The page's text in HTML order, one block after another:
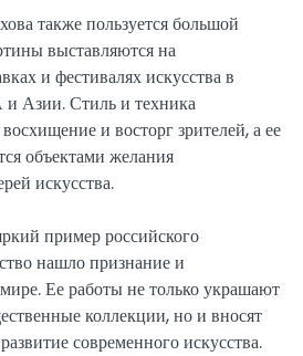
также пользуется большой
выставляются на
и фестивалях искусства в
Азии. Стиль и техника
и восторг зрителей, а ее
объектами желания
искусства.
пример российского
нашло признание и
Ее работы не только украшают
коллекции, но и вносят
современного искусства.